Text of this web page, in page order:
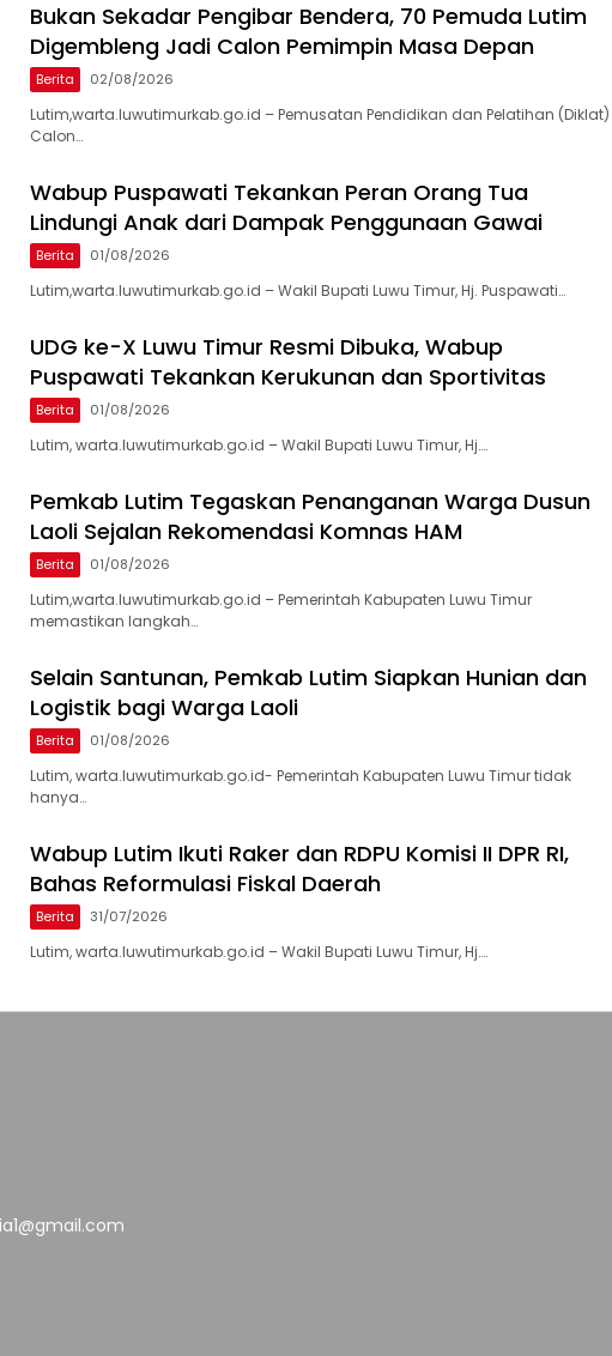
‎Bukan Sekadar Pengibar Bendera, 70 Pemuda Lutim
Digembleng Jadi Calon Pemimpin Masa Depan
Berita 02/08/2026
‎Lutim,warta.luwutimurkab.go.id – Pemusatan Pendidikan dan Pelatihan (Diklat)
Calon…
Wabup Puspawati Tekankan Peran Orang Tua
Lindungi Anak dari Dampak Penggunaan Gawai
Berita 01/08/2026
Lutim,warta.luwutimurkab.go.id – Wakil Bupati Luwu Timur, Hj. Puspawati…
UDG ke-X Luwu Timur Resmi Dibuka, Wabup
Puspawati Tekankan Kerukunan dan Sportivitas
Berita 01/08/2026
Lutim, warta.luwutimurkab.go.id – Wakil Bupati Luwu Timur, Hj….
Pemkab Lutim Tegaskan Penanganan Warga Dusun
Laoli Sejalan Rekomendasi Komnas HAM
Berita 01/08/2026
Lutim,warta.luwutimurkab.go.id – Pemerintah Kabupaten Luwu Timur
memastikan langkah…
Selain Santunan, Pemkab Lutim Siapkan Hunian dan
Logistik bagi Warga Laoli
Berita 01/08/2026
Lutim, warta.luwutimurkab.go.id- Pemerintah Kabupaten Luwu Timur tidak
hanya…
Wabup Lutim Ikuti Raker dan RDPU Komisi II DPR RI,
Bahas Reformulasi Fiskal Daerah
Berita 31/07/2026
Lutim, warta.luwutimurkab.go.id – Wakil Bupati Luwu Timur, Hj….